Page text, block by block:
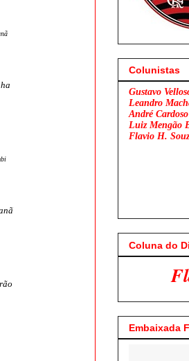
Colunistas
Gustavo
Leandro
André Cardoso
Luiz Mengão
Flavio H.
Coluna do
Flamengo x
Embaixada